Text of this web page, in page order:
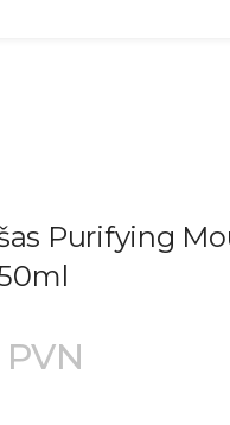
Purifying